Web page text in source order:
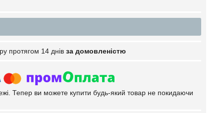
протягом 14 днів за домовленістю
Тепер ви можете купити будь-який товар не покидаючи